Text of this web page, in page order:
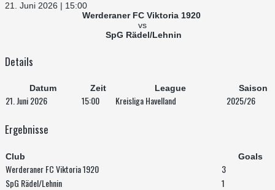
21. Juni 2026 | 15:00
Werderaner FC Viktoria 1920
vs
SpG Rädel/Lehnin
Details
Datum Zeit League Saison
21. Juni 2026 15:00 Kreisliga Havelland 2025/26
Ergebnisse
Club Goals
Werderaner FC Viktoria 1920
3
SpG Rädel/Lehnin
1